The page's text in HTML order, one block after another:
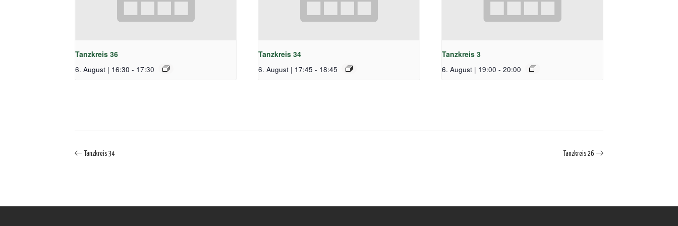
Tanzkreis 36
6. August | 16:30 - 17:30
Tanzkreis 34
6. August | 17:45 - 18:45
Tanzkreis 3
6. August | 19:00 - 20:00
Tanzkreis 34 Tanzkreis 26